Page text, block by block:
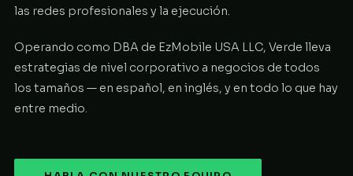
las redes profesionales y la ejecución.
Operando como DBA de EzMobile USA LLC, Verde lleva
estrategias de nivel corporativo a negocios de todos
los tamaños — en español, en inglés, y en todo lo que hay
entre medio.